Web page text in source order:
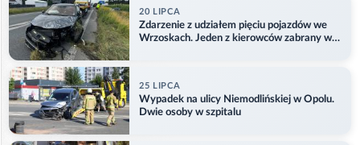
20 LIPCA
Zdarzenie z udziałem pięciu pojazdów we
Wrzoskach. Jeden z kierowców zabrany w
25 LIPCA
Wypadek na ulicy Niemodlińskiej w Opolu.
Dwie osoby w szpitalu